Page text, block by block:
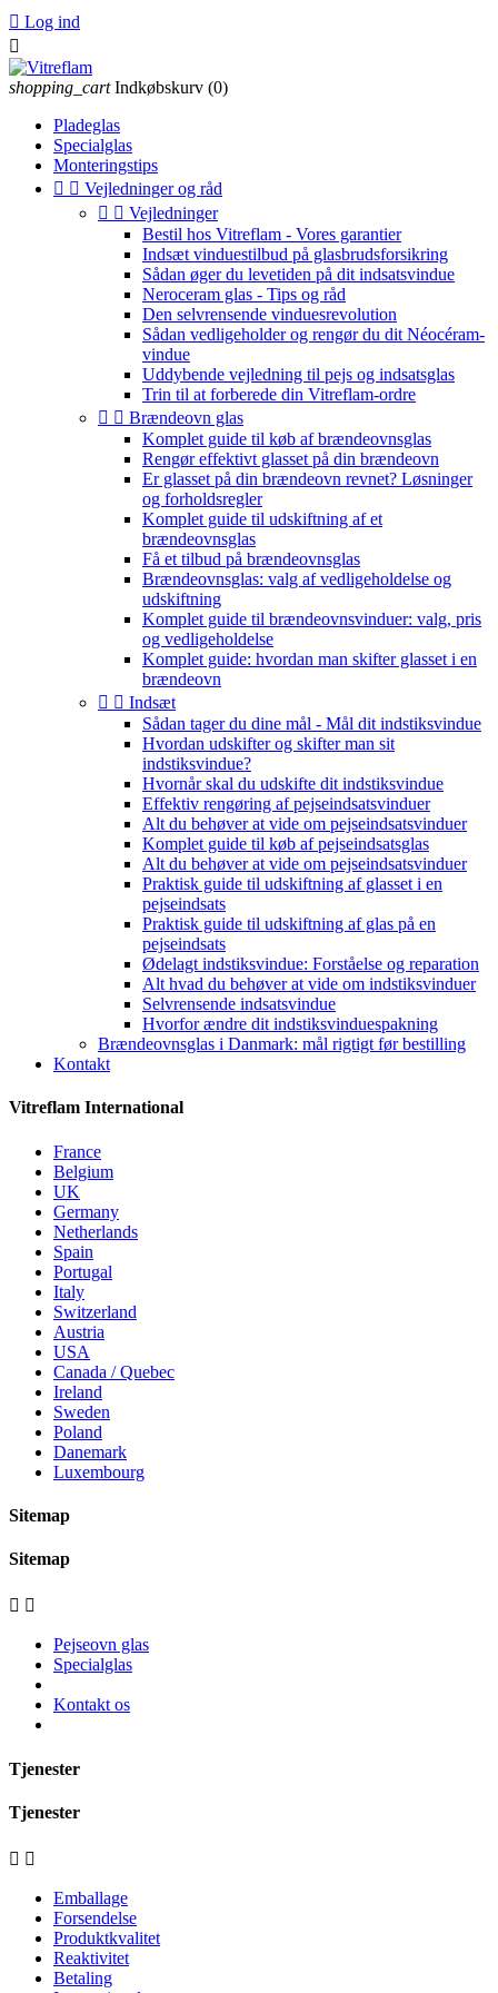
 Log ind

shopping_cart Indkøbskurv (0)
Pladeglas
Specialglas
Monteringstips
  Vejledninger og råd
  Vejledninger
Bestil hos Vitreflam - Vores garantier
Indsæt vinduestilbud på glasbrudsforsikring
Sådan øger du levetiden på dit indsatsvindue
Neroceram glas - Tips og råd
Den selvrensende vinduesrevolution
Sådan vedligeholder og rengør du dit Néocéram-
vindue
Uddybende vejledning til pejs og indsatsglas
Trin til at forberede din Vitreflam-ordre
  Brændeovn glas
Komplet guide til køb af brændeovnsglas
Rengør effektivt glasset på din brændeovn
Er glasset på din brændeovn revnet? Løsninger
og forholdsregler
Komplet guide til udskiftning af et
brændeovnsglas
Få et tilbud på brændeovnsglas
Brændeovnsglas: valg af vedligeholdelse og
udskiftning
Komplet guide til brændeovnsvinduer: valg, pris
og vedligeholdelse
Komplet guide: hvordan man skifter glasset i en
brændeovn
  Indsæt
Sådan tager du dine mål - Mål dit indstiksvindue
Hvordan udskifter og skifter man sit
indstiksvindue?
Hvornår skal du udskifte dit indstiksvindue
Effektiv rengøring af pejseindsatsvinduer
Alt du behøver at vide om pejseindsatsvinduer
Komplet guide til køb af pejseindsatsglas
Alt du behøver at vide om pejseindsatsvinduer
Praktisk guide til udskiftning af glasset i en
pejseindsats
Praktisk guide til udskiftning af glas på en
pejseindsats
Ødelagt indstiksvindue: Forståelse og reparation
Alt hvad du behøver at vide om indstiksvinduer
Selvrensende indsatsvindue
Hvorfor ændre dit indstiksvinduespakning
Brændeovnsglas i Danmark: mål rigtigt før bestilling
Kontakt
Vitreflam International
France
Belgium
UK
Germany
Netherlands
Spain
Portugal
Italy
Switzerland
Austria
USA
Canada / Quebec
Ireland
Sweden
Poland
Danemark
Luxembourg
Sitemap
Sitemap
 
Pejseovn glas
Specialglas
Kontakt os
Tjenester
Tjenester
 
Emballage
Forsendelse
Produktkvalitet
Reaktivitet
Betaling